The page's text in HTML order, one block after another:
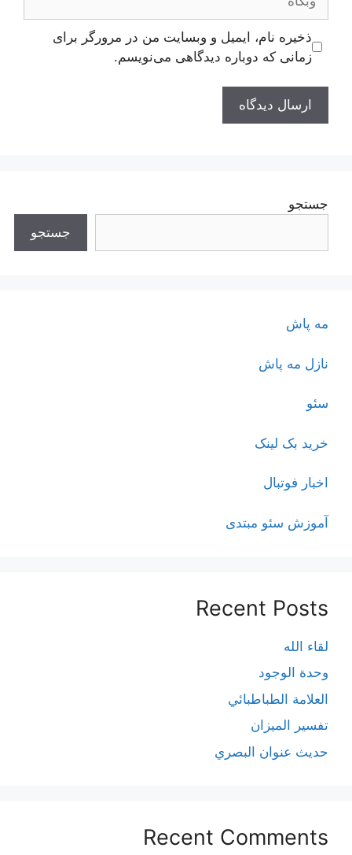
ذخیره نام، ایمیل و وبسایت من در مرورگر برای
زمانی که دوباره دیدگاهی می‌نویسم.
جستجو
جستجو
مه پاش
نازل مه پاش
سئو
خرید بک لینک
اخبار فوتبال
آموزش سئو مبتدی
Recent Posts
لقاء الله
وحدة الوجود
العلامة الطباطبائي
تفسير الميزان
حديث عنوان البصري
Recent Comments